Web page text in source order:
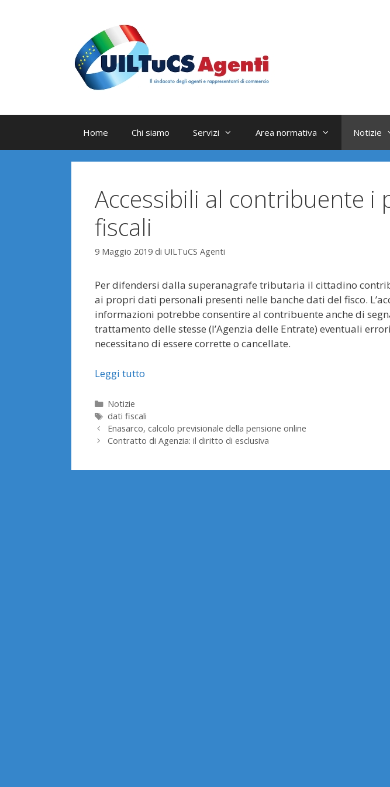
Home Chi siamo Servizi Area normativa Notizie
Accessibili al contribuente i
fiscali
9 Maggio 2019 di UILTuCS Agenti
Per difendersi dalla superanagrafe tributaria il cittadino
ai propri dati personali presenti nelle banche dati del fisco.
informazioni potrebbe consentire al contribuente anche di
trattamento delle stesse (l’Agenzia delle Entrate) eventuali
necessitano di essere corrette o cancellate.
Leggi tutto
Categorie
Notizie
Tag
dati fiscali
Enasarco, calcolo previsionale della pensione online
Contratto di Agenzia: il diritto di esclusiva